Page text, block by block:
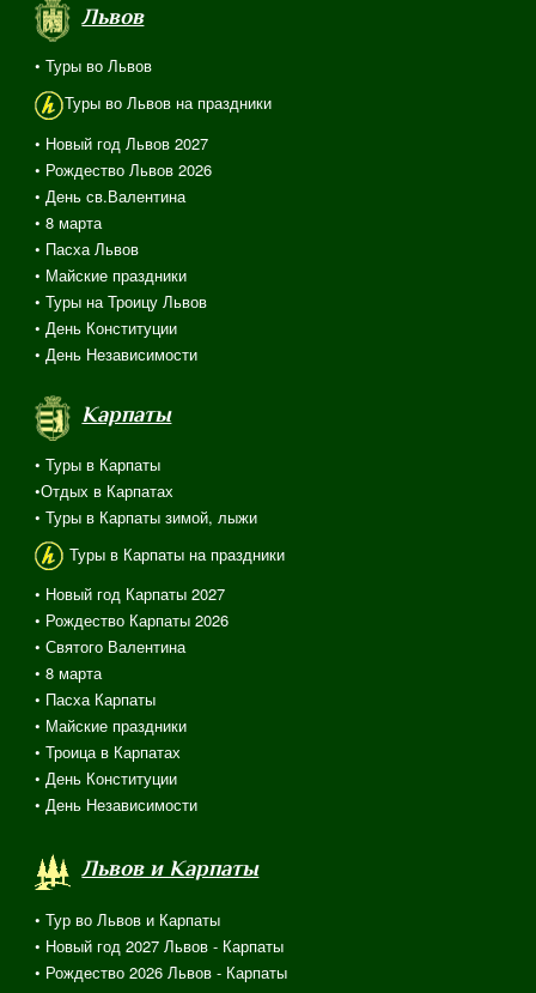
Львов
• Туры во Львов
Туры во Львов на праздники
• Новый год Львов 2027
• Рождество Львов 2026
• День св.Валентина
• 8 марта
• Пасха Львов
• Майские праздники
• Туры на Троицу Львов
• День Конституции
• День Независимости
Карпаты
• Туры в Карпаты
•Отдых в Карпатах
• Туры в Карпаты зимой, лыжи
Туры в Карпаты на праздники
• Новый год Карпаты 2027
• Рождество Карпаты 2026
• Святого Валентина
• 8 марта
• Пасха Карпаты
• Майские праздники
• Троица в Карпатах
• День Конституции
• День Независимости
Львов и Карпаты
• Тур во Львов и Карпаты
• Новый год 2027 Львов - Карпаты
• Рождество 2026 Львов - Карпаты